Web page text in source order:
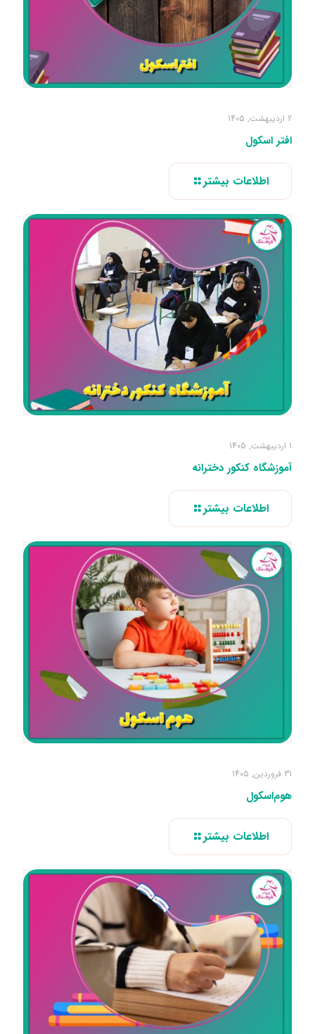
2 اردیبهشت, 1405
افتر اسکول
اطلاعات بیشتر
1 اردیبهشت, 1405
آموزشگاه کنکور دخترانه
اطلاعات بیشتر
31 فروردین, 1405
هوم‌اسکول
اطلاعات بیشتر